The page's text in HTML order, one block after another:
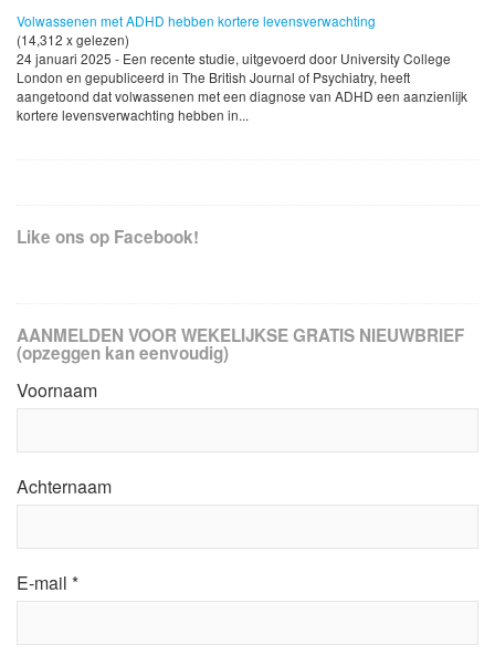
Volwassenen met ADHD hebben kortere levensverwachting
(14,312 x gelezen)
24 januari 2025 - Een recente studie, uitgevoerd door University College
London en gepubliceerd in The British Journal of Psychiatry, heeft
aangetoond dat volwassenen met een diagnose van ADHD een aanzienlijk
kortere levensverwachting hebben in...
Like ons op Facebook!
AANMELDEN VOOR WEKELIJKSE GRATIS NIEUWBRIEF
(opzeggen kan eenvoudig)
Voornaam
Achternaam
E-mail *